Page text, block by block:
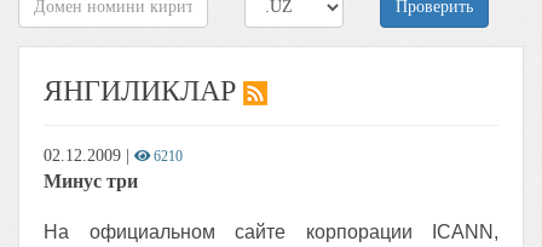
Проверить
ЯНГИЛИКЛАР
02.12.2009 6210
Минус три
На официальном сайте корпорации ICANN,